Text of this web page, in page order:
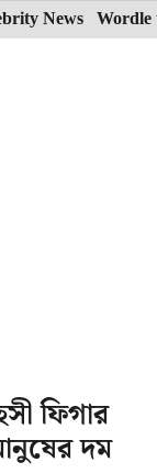
News Wordle
ফিগার
দম